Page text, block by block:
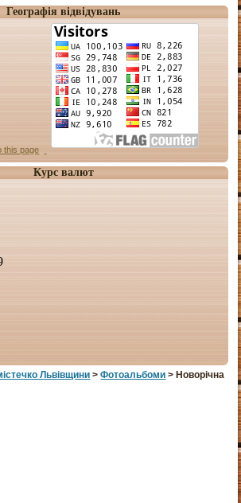
Географія відвідувань
Курс валют
Львiвщини >Фотоальбоми > Новорічна